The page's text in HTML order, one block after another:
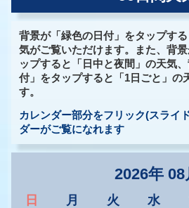
背景が「緑色の日付」をタップす
気がご覧いただけます。また、背
ップすると「日中と夜間」の天気
付」をタップすると「1日ごと」の
す。
カレンダー部分をフリック(スライ
ダーがご覧になれます
2026年 08
日 月 火 水